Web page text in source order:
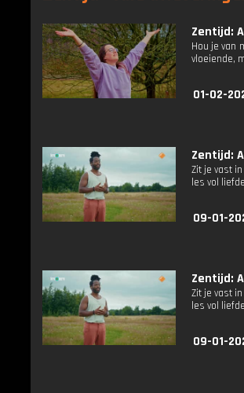
Zentijd:
Hou je van
vloeiende,
01-02-
Zentijd:
Zit je vast
les vol
09-01-
Zentijd:
Zit je vast
les vol
09-01-